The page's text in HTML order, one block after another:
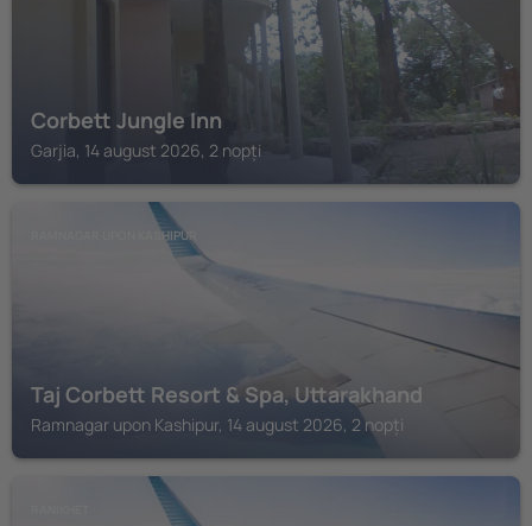
Corbett Jungle Inn
Garjia, 14 august 2026, 2 nopți
RAMNAGAR UPON KASHIPUR
Taj Corbett Resort & Spa, Uttarakhand
Ramnagar upon Kashipur, 14 august 2026, 2 nopți